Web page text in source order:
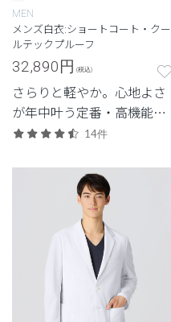
MEN
メンズ白衣:ショートコート・クー
ルテックプルーフ
32,890円 (税込)
さらりと軽やか。心地よさ
が年中叶う定番・高機能シ
リーズ。
14件